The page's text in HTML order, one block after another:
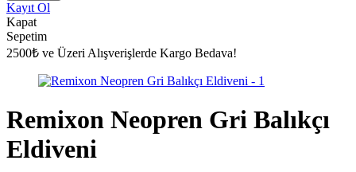
Kayıt Ol
Kapat
Sepetim
2500₺ ve Üzeri Alışverişlerde Kargo Bedava!
Remixon Neopren Gri Balıkçı
Eldiveni